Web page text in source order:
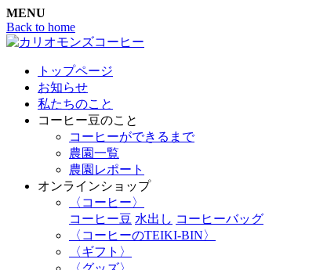
MENU
Back to home
トップページ
お知らせ
私たちのこと
コーヒー豆のこと
コーヒーができるまで
農園一覧
農園レポート
オンラインショップ
〈コーヒー〉
コーヒー豆 水出し コーヒーバッグ
〈コーヒーのTEIKI-BIN〉
〈ギフト〉